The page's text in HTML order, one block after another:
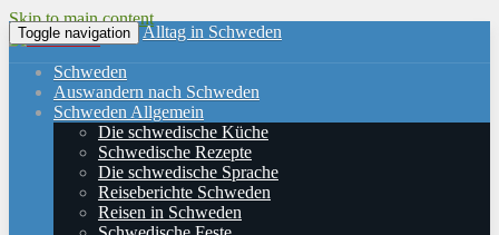
Skip to main content
Toggle navigation Alltag in Schweden
Schweden
Auswandern nach Schweden
Schweden Allgemein
Die schwedische Küche
Schwedische Rezepte
Die schwedische Sprache
Reiseberichte Schweden
Reisen in Schweden